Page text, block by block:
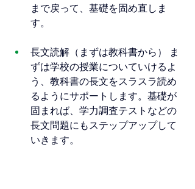
まで戻って、基礎を固め直しま
す。
長文読解（まずは教科書から） ま
ずは学校の授業についていけるよ
う、教科書の長文をスラスラ読め
るようにサポートします。基礎が
固まれば、学力調査テストなどの
長文問題にもステップアップして
いきます。